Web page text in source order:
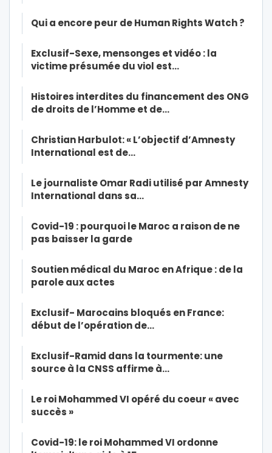
Qui a encore peur de Human Rights Watch ?
Exclusif-Sexe, mensonges et vidéo : la
victime présumée du viol est…
Histoires interdites du financement des ONG
de droits de l’Homme et de…
Christian Harbulot: « L’objectif d’Amnesty
International est de…
Le journaliste Omar Radi utilisé par Amnesty
International dans sa…
Covid-19 : pourquoi le Maroc a raison de ne
pas baisser la garde
Soutien médical du Maroc en Afrique : de la
parole aux actes
Exclusif- Marocains bloqués en France:
début de l’opération de…
Exclusif-Ramid dans la tourmente: une
source à la CNSS affirme à…
Le roi Mohammed VI opéré du coeur « avec
succès »
Covid-19: le roi Mohammed VI ordonne